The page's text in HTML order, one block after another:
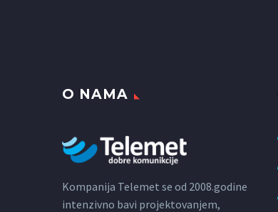
O NAMA
Kompanija Telemet se od 2008.godine
intenzivno bavi projektovanjem,